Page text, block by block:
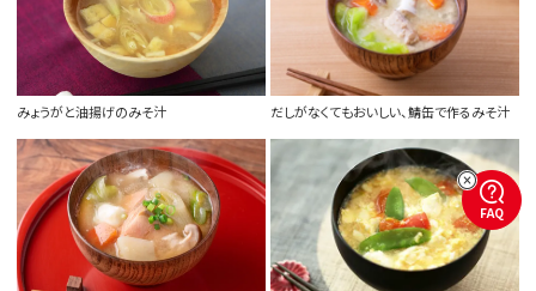
みょうがと油揚げのみそ汁 だしがなくてもおいしい、鯖缶で作るみそ汁
FAQ